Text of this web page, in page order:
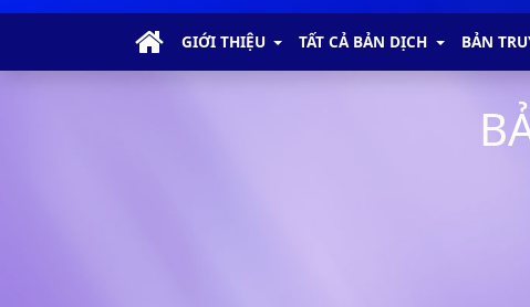
GIỚI THIỆU TẤT CẢ BẢN DỊCH BẢN
Ma-thi-ơ - Chương 4
Ma-thi-ơ - Chương 5